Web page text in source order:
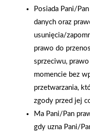
Posiada Pani/
danych oraz
usunięcia/
prawo do
sprzeciwu,
momencie bez
przetwarzania,
zgody przed jej
Ma Pani/Pan
gdy uzna Pani/